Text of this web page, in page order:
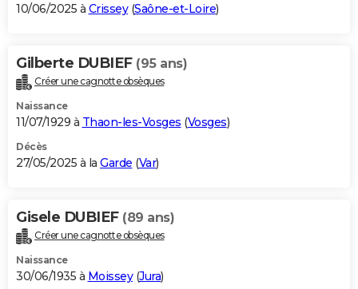
10/06/2025 à Crissey(Saône-et-Loire)
Gilberte DUBIEF (95 ans)
Créer une cagnotte obsèques
Naissance
11/07/1929 à Thaon-les-Vosges (Vosges)
Décès
27/05/2025 à la Garde (Var)
Gisele DUBIEF (89 ans)
Créer une cagnotte obsèques
Naissance
30/06/1935 à Moissey(Jura)